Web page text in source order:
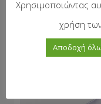
Δείτε
Χρησιμοποιώντας
χρήση
Αποδοχή